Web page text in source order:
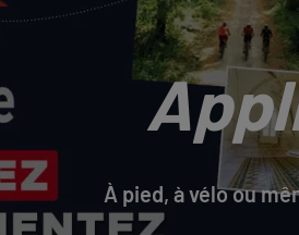
À pied, à vélo ou